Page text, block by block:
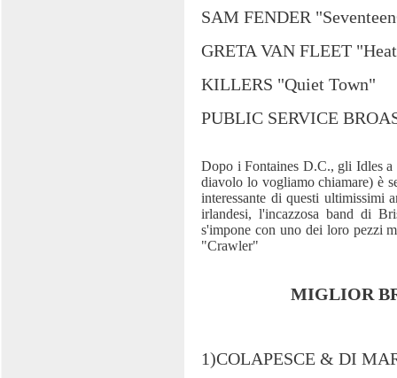
SAM FENDER
GRETA VAN FLEET
KILLERS "Quiet Town"
PUBLIC SERVICE
Dopo i Fontaines D.C., gli Idles
diavolo lo vogliamo chiamare) è
interessante di questi ultimissimi
irlandesi, l'incazzosa band di
s'impone con uno dei loro pezzi
"Crawler"
MIGLIOR
1)COLAPESCE & DI